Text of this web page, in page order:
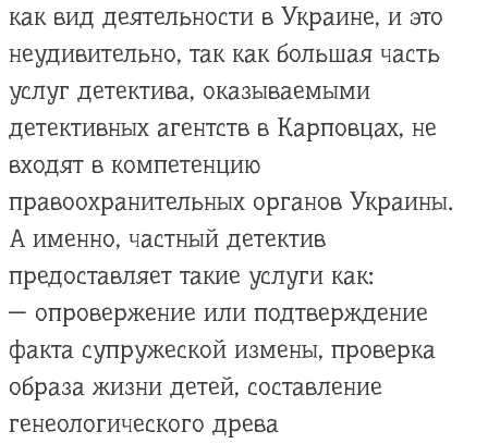
как вид деятельности в Украине, и это
неудивительно, так как большая часть
услуг детектива, оказываемыми
детективных агентств в Карповцах, не
входят в компетенцию
правоохранительных органов Украины.
А именно, частный детектив
предоставляет такие услуги как:
— опровержение или подтверждение
факта супружеской измены, проверка
образа жизни детей, составление
генеологического древа